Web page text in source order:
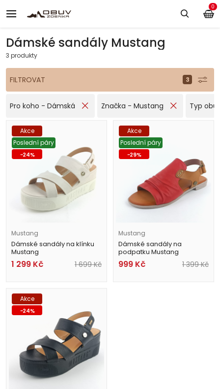
Dámské sandály Mustang
3 produkty
FILTROVAT
Pro koho - Dámská Značka - Mustang Typ
Akce
Poslední páry
-24%
Mustang
Dámské sandály na klínku
Mustang
1459-801-243 béžové
1 299 Kč 1 699Kč
Akce
Poslední páry
-29%
Mustang
Dámské sandály na
podpatku Mustang
1388-808-5 červené
999 Kč 1 399Kč
Akce
-24%
0